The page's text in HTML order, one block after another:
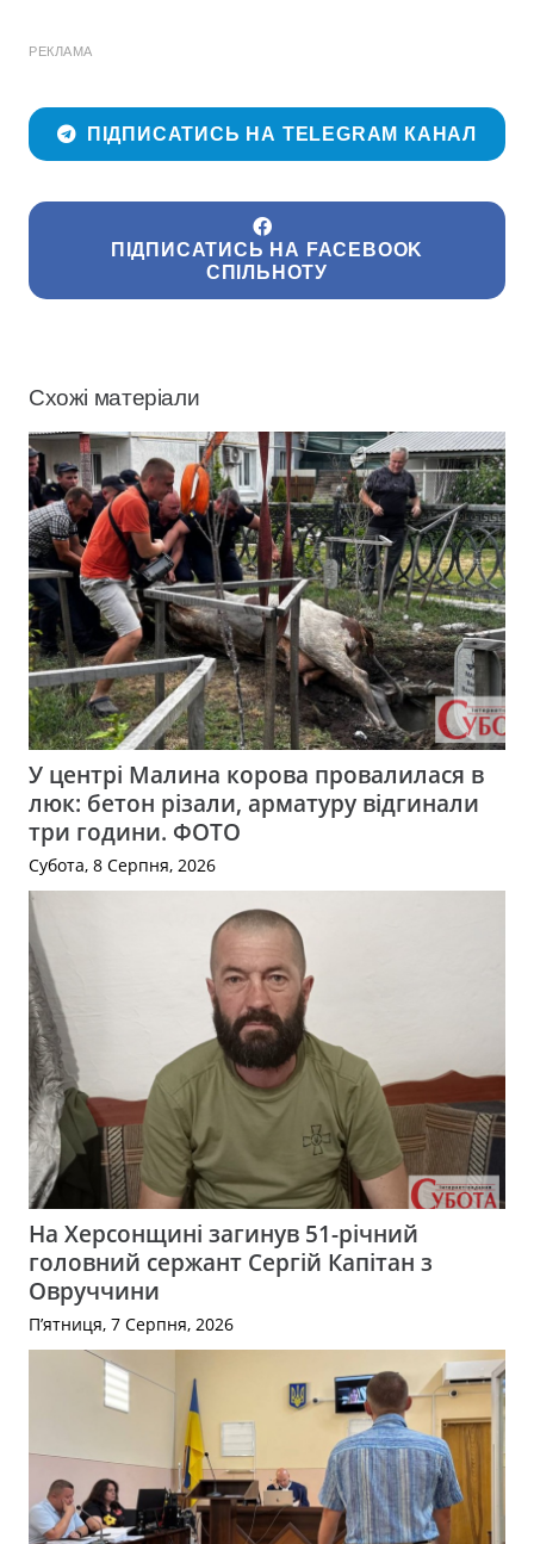
РЕКЛАМА
ПІДПИСАТИСЬ НА TELEGRAM КАНАЛ
ПІДПИСАТИСЬ НА FACEBOOK
СПІЛЬНОТУ
Схожі матеріали
У центрі Малина корова провалилася в
люк: бетон різали, арматуру відгинали
три години. ФОТО
Субота, 8 Серпня, 2026
На Херсонщині загинув 51-річний
головний сержант Сергій Капітан з
Овруччини
П’ятниця, 7 Серпня, 2026